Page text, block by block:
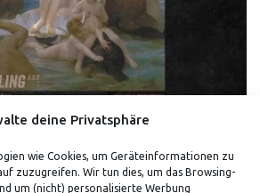
deine Privatsphäre
wie Cookies, um Geräteinformationen zu
zuzugreifen. Wir tun dies, um das Browsing-
um (nicht) personalisierte Werbung
– W. A. BOUGEREAU (SHIRT)